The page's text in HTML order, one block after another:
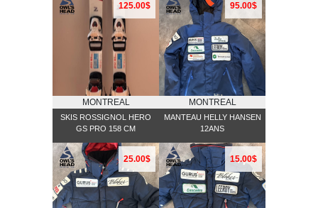
125.00$
MONTREAL
SKIS ROSSIGNOL HERO
GS PRO 158 CM
95.00$
MONTREAL
MANTEAU HELLY HANSEN
12ANS
25.00$ 15.00$